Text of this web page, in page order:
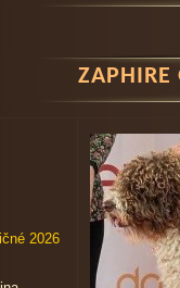
ZAPHIRE
2026